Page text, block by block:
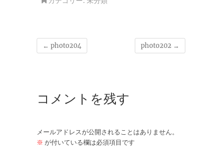
← photo204 photo202 →
コメントを残す
メールアドレスが公開されることはありません。
※ が付いている欄は必須項目です